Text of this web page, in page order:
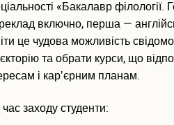
«Бакалавр філології.
включно, перша —
це чудова можливість
та обрати курси, що
і карʼєрним планам.
заходу студенти: